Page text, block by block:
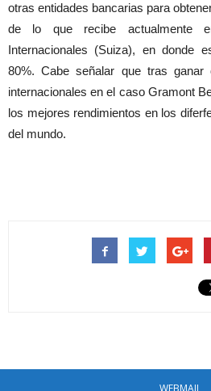
otras entidades bancarias para
de lo que recibe actualmente
Internacionales (Suiza), en donde
80%. Cabe señalar que tras ganar
internacionales en el caso Gramont
los mejores rendimientos en los
del mundo.
WEBMAIL